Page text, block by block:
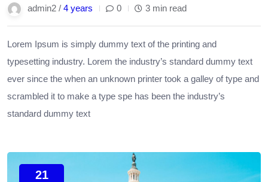
admin2 / 4 years 0 3 min read
Lorem Ipsum is simply dummy text of the printing and
typesetting industry. Lorem the industry’s standard dummy text
ever since the when an unknown printer took a galley of type and
scrambled it to make a type spe has been the industry’s
standard dummy text
21